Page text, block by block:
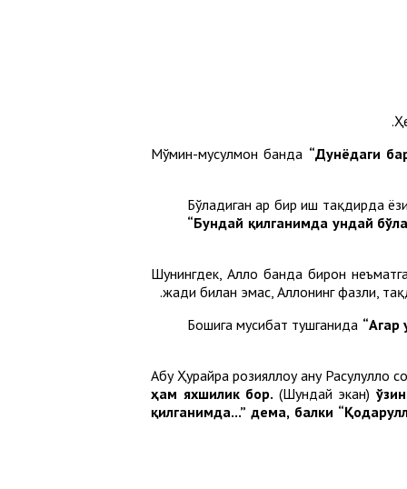
Мўмин-мусулмон банда “Дунёдаги
Бўладиган ҳар бир иш тақдирда
“Бундай қилганимда ундай
Шунингдек, Аллоҳ банда бирон
жаҳди билан эмас, Аллоҳнинг фазли,
Бошига мусибат тушганида “Агар
Абу Ҳурайра розияллоҳу анҳу
ҳам яхшилик бор. (Шундай экан)
қилганимда...” дема, балки